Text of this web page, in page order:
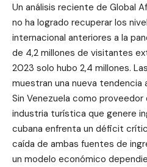
Un análisis reciente de Global
no ha logrado recuperar los
internacional anteriores a la
de 4,2 millones de visitantes
2023 solo hubo 2,4 millones.
muestran una nueva tendencia
Sin Venezuela como
industria turística que genere
cubana enfrenta un déficit
caída de ambas fuentes de
un modelo económico